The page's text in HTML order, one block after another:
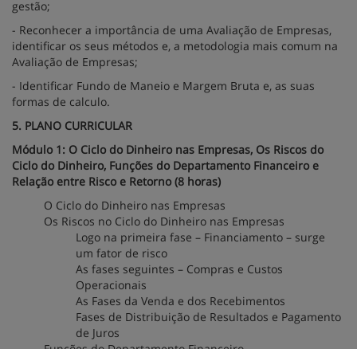
gestão;
- Reconhecer a importância de uma Avaliação de Empresas,
identificar os seus métodos e, a metodologia mais comum na
Avaliação de Empresas;
- Identificar Fundo de Maneio e Margem Bruta e, as suas
formas de calculo.
5. PLANO CURRICULAR
Módulo 1: O Ciclo do Dinheiro nas Empresas, Os Riscos do
Ciclo do Dinheiro, Funções do Departamento Financeiro e
Relação entre Risco e Retorno (8 horas)
O Ciclo do Dinheiro nas Empresas
Os Riscos no Ciclo do Dinheiro nas Empresas
Logo na primeira fase – Financiamento – surge
um fator de risco
As fases seguintes – Compras e Custos
Operacionais
As Fases da Venda e dos Recebimentos
Fases de Distribuição de Resultados e Pagamento
de Juros